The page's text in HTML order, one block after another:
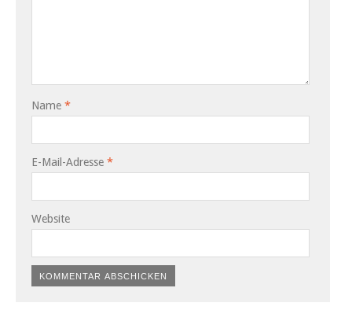
Name *
E-Mail-Adresse *
Website